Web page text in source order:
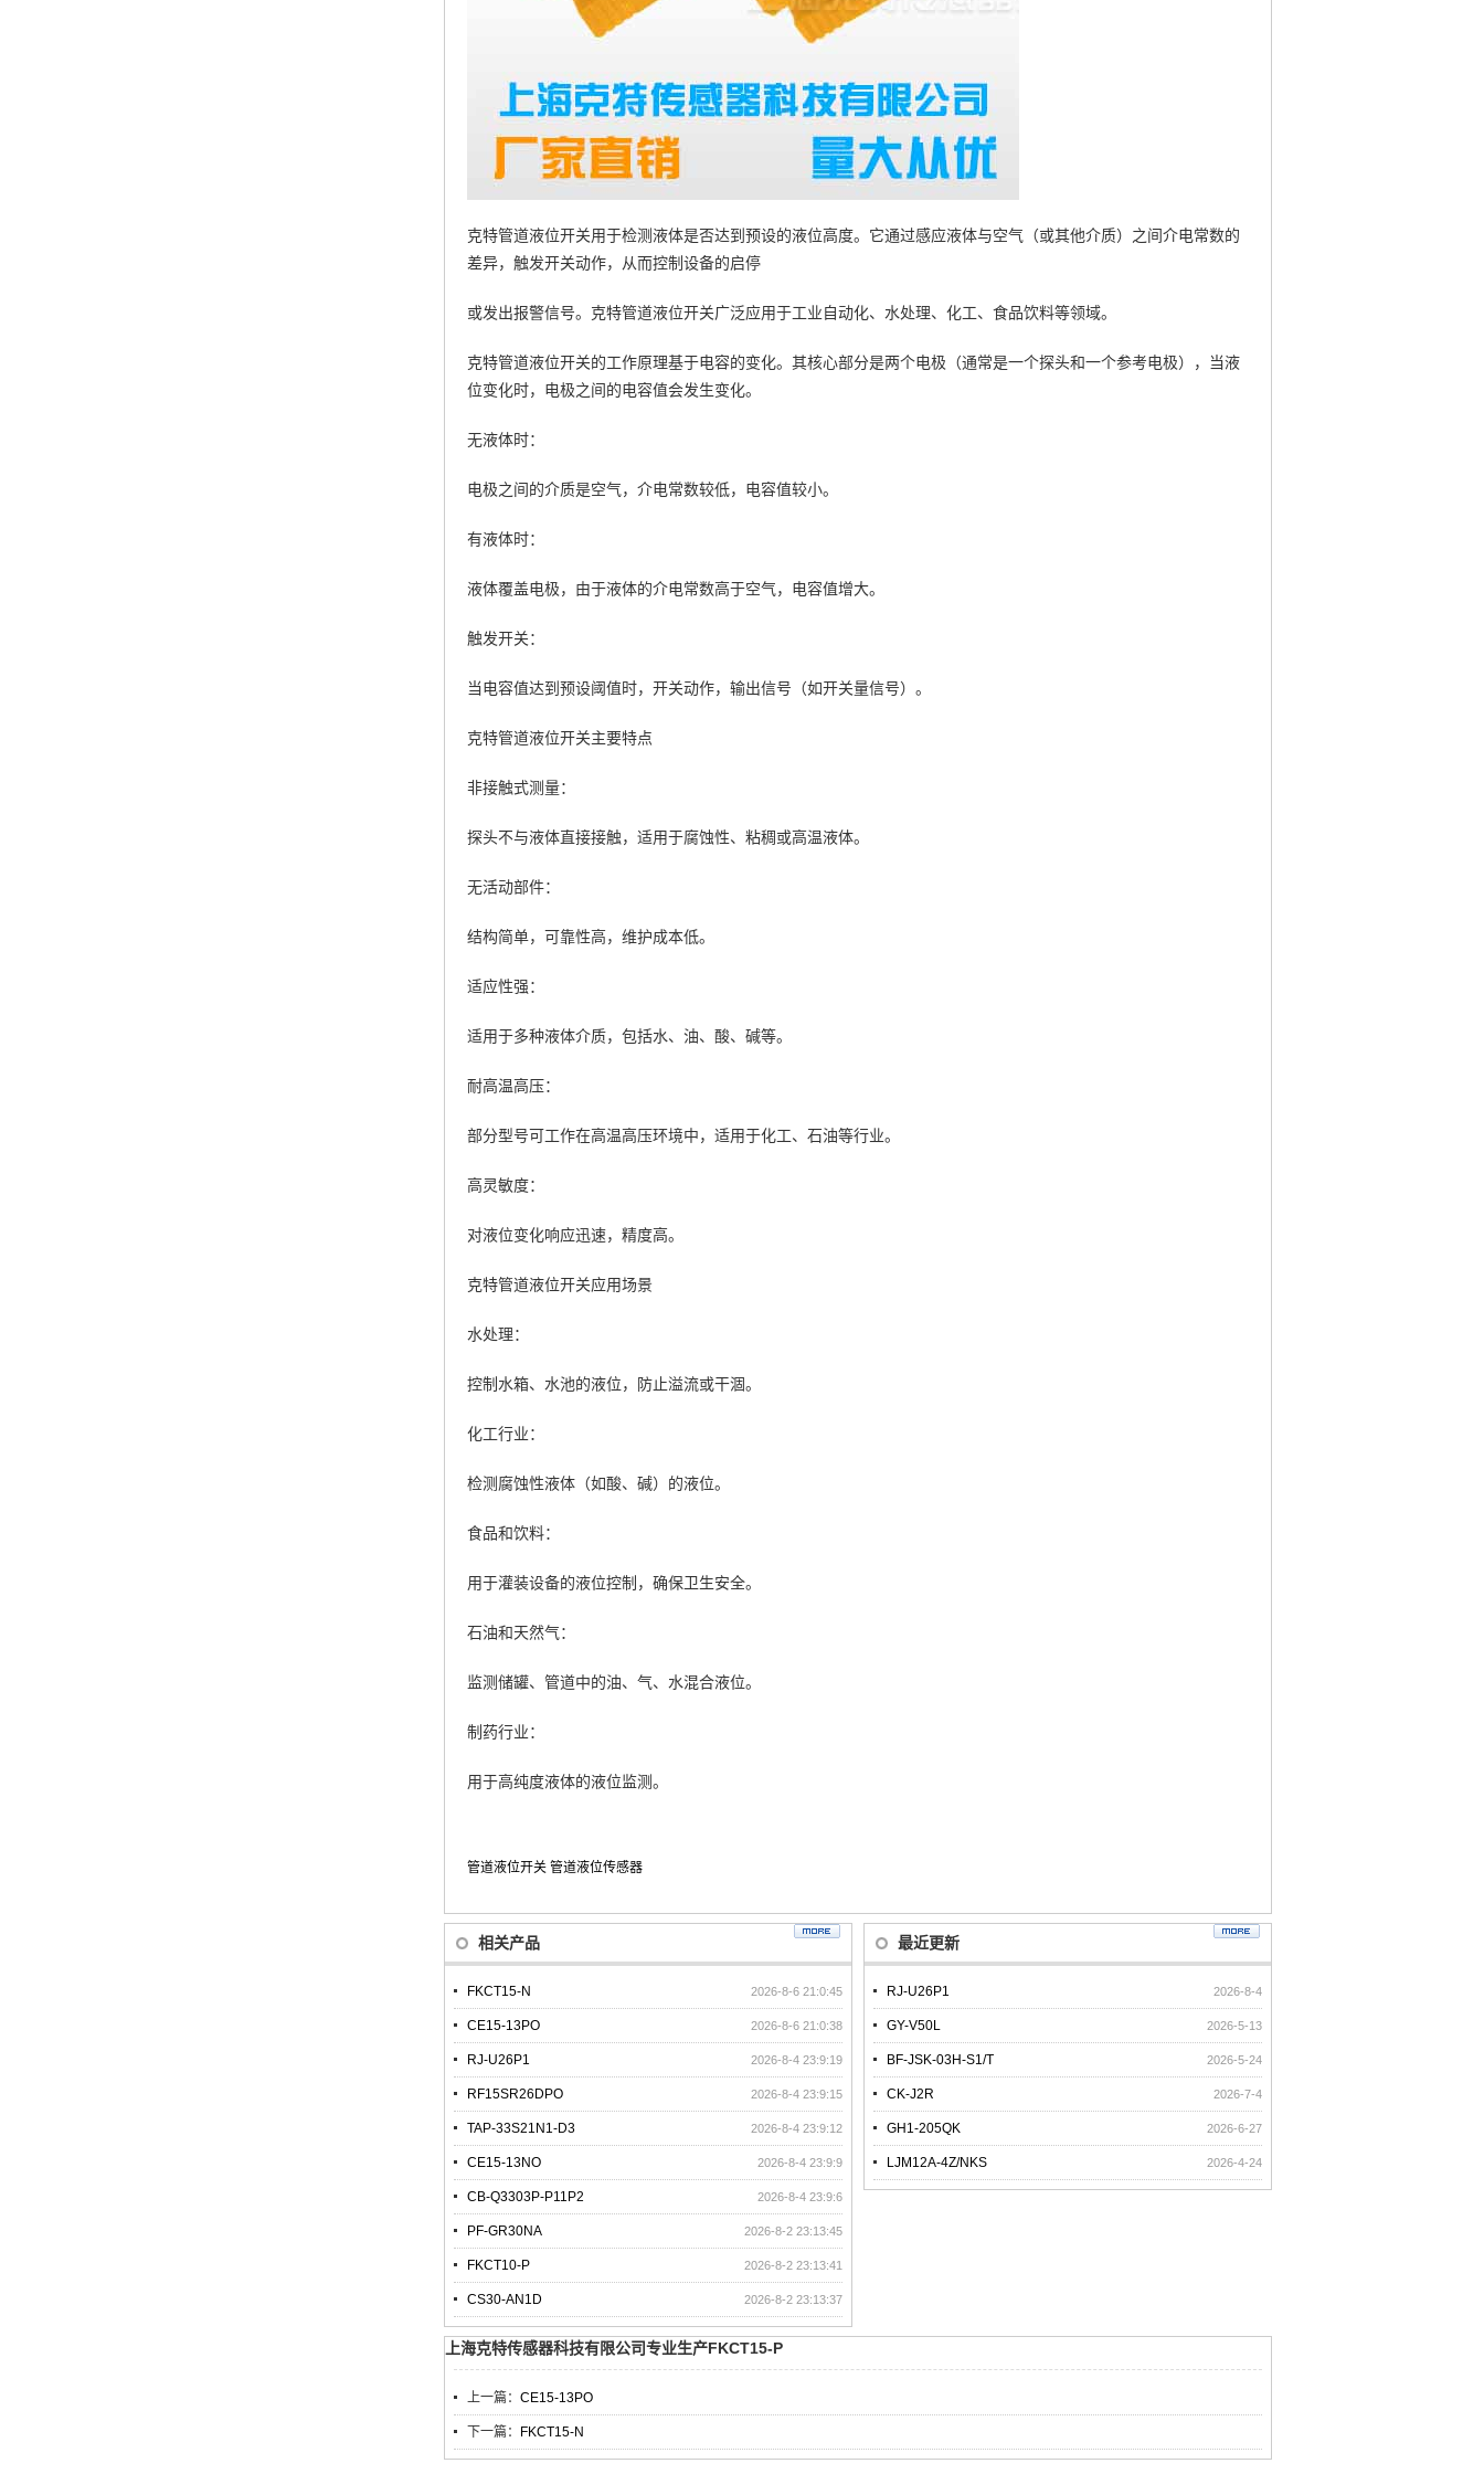
克特管道液位开关用于检测液体是否达到预设的液位高度。它通过感应液体与空气（或其他介质）之间介电常数的
差异，触发开关动作，从而控制设备的启停
或发出报警信号。克特管道液位开关广泛应用于工业自动化、水处理、化工、食品饮料等领域。
克特管道液位开关的工作原理基于电容的变化。其核心部分是两个电极（通常是一个探头和一个参考电极），当液
位变化时，电极之间的电容值会发生变化。
无液体时：
电极之间的介质是空气，介电常数较低，电容值较小。
有液体时：
液体覆盖电极，由于液体的介电常数高于空气，电容值增大。
触发开关：
当电容值达到预设阈值时，开关动作，输出信号（如开关量信号）。
克特管道液位开关主要特点
非接触式测量：
探头不与液体直接接触，适用于腐蚀性、粘稠或高温液体。
无活动部件：
结构简单，可靠性高，维护成本低。
适应性强：
适用于多种液体介质，包括水、油、酸、碱等。
耐高温高压：
部分型号可工作在高温高压环境中，适用于化工、石油等行业。
高灵敏度：
对液位变化响应迅速，精度高。
克特管道液位开关应用场景
水处理：
控制水箱、水池的液位，防止溢流或干涸。
化工行业：
检测腐蚀性液体（如酸、碱）的液位。
食品和饮料：
用于灌装设备的液位控制，确保卫生安全。
石油和天然气：
监测储罐、管道中的油、气、水混合液位。
制药行业：
用于高纯度液体的液位监测。
管道液位开关 管道液位传感器
相关产品
2026-8-6 21:0:45
FKCT15-N
2026-8-6 21:0:38
CE15-13PO
2026-8-4 23:9:19
RJ-U26P1
2026-8-4 23:9:15
RF15SR26DPO
2026-8-4 23:9:12
TAP-33S21N1-D3
2026-8-4 23:9:9
CE15-13NO
2026-8-4 23:9:6
CB-Q3303P-P11P2
2026-8-2 23:13:45
PF-GR30NA
2026-8-2 23:13:41
FKCT10-P
2026-8-2 23:13:37
CS30-AN1D
最近更新
2026-8-4
RJ-U26P1
2026-5-13
GY-V50L
2026-5-24
BF-JSK-03H-S1/T
2026-7-4
CK-J2R
2026-6-27
GH1-205QK
2026-4-24
LJM12A-4Z/NKS
上海克特传感器科技有限公司专业生产FKCT15-P
上一篇： CE15-13PO
下一篇： FKCT15-N